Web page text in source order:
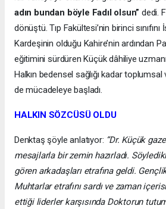
adın bundan böyle Fadıl olsun” dedi.
dönüştü. Tıp Fakültesi’nin birinci sınıfını
Kardeşinin olduğu Kahire’nin ardından
eğitimini sürdüren Küçük dâhiliye uzmanı
Halkın bedensel sağlığı kadar toplumsal
de mücadeleye başladı.
HALKIN SÖZCÜSÜ OLDU
Denktaş şöyle anlatıyor: “Dr. Küçük
mesajlarla bir zemin hazırladı.
gören arkadaşları etrafına geldi.
Muhtarlar etrafını sardı ve zaman
ettiği liderler karşısında Doktorun